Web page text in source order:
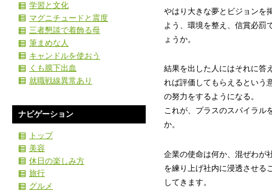
やはり大きな夢とビジョンを
よう、環境を整え、信賞必罰
ょうか。
結果を出した人にはそれに答
れば評価してもらえるという
の努力をするようになる。
これが、プラスのスパイラル
か。
企業の使命は何か、混ぜわが
を練り上げ社内に浸透させる
してきます。
学習と文化
マグニチュードと震度
三者懇談で着飾る母
筆まめな人
キャンドルを使おう
くも膜下出血
就職戦線異常あり
ナビゲーション
トップ
美容
休日の楽しみ方
旅行
グルメ